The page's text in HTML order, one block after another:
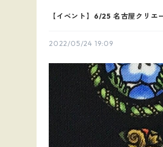
【イベント】6/25 名古屋クリエ
2022/05/24 19:09